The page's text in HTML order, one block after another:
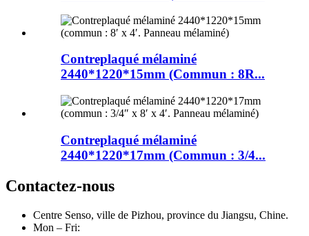
Contreplaqué mélaminé
2440*1220*15mm (Commun : 8R...
Contreplaqué mélaminé
2440*1220*17mm (Commun : 3/4...
Contactez-nous
Centre Senso, ville de Pizhou, province du Jiangsu, Chine.
Mon – Fri: